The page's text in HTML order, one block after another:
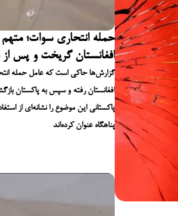
افغانستان گریخت و پس از
افغانستان رفته و سپس به پاکستان
پاکستانی این موضوع را نشانه‌ای از
پناهگاه عنوان کرده‌اند